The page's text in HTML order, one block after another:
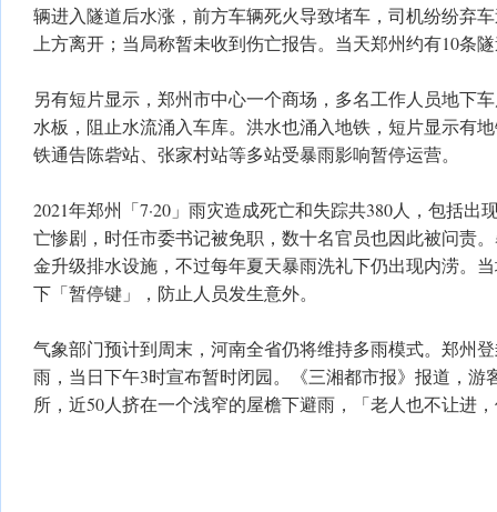
辆进入隧道后水涨，前方车辆死火导致堵车，司机纷纷弃
上方离开；当局称暂未收到伤亡报告。当天郑州约有10条
另有短片显示，郑州市中心一个商场，多名工作人员地下
水板，阻止水流涌入车库。洪水也涌入地铁，短片显示有
铁通告陈砦站、张家村站等多站受暴雨影响暂停运营。
2021年郑州「7·20」雨灾造成死亡和失踪共380人，包括出
亡惨剧，时任市委书记被免职，数十名官员也因此被问责
金升级排水设施，不过每年夏天暴雨洗礼下仍出现内涝。
下「暂停键」，防止人员发生意外。
气象部门预计到周末，河南全省仍将维持多雨模式。郑州
雨，当日下午3时宣布暂时闭园。《三湘都市报》报道，游
所，近50人挤在一个浅窄的屋檐下避雨，「老人也不让进